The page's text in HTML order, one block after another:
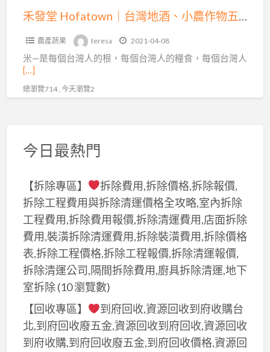
禾發堂 Hofatown｜台灣地酒、小農作物五穀良品｜
農產蔬果 teresa 2021-04-08
米—是每個台灣人的根，每個台灣人的糧食，每個台灣人
[…]
總瀏覽714 , 今天瀏覽2
今日最熱門
【拆除專區】
拆除費用,拆除價格,拆除報價,
拆除工程費用與拆除清運價格全攻略,室內拆除
工程費用,拆除費用報價,拆除清運費用,店面拆除
費用,裝潢拆除清運費用,拆除裝潢費用,拆除價格
表,拆除工程價格,拆除工程報價,拆除清運報價,
拆除清運公司,隔間拆除費用,廚具拆除清運,地下
室拆除(10 瀏覽數)
【回收專區】
到府回收,資源回收到府收購台
北,到府回收廢五金,資源回收到府回收,資源回收
到府收購,到府回收廢五金,到府回收價格,資源回